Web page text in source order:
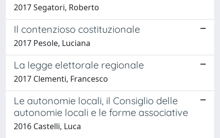
2017 Segatori, Roberto
Il contenzioso costituzionale
2017 Pesole, Luciana
La legge elettorale regionale
2017 Clementi, Francesco
Le autonomie locali, il Consiglio delle
autonomie locali e le forme associative
2016 Castelli, Luca